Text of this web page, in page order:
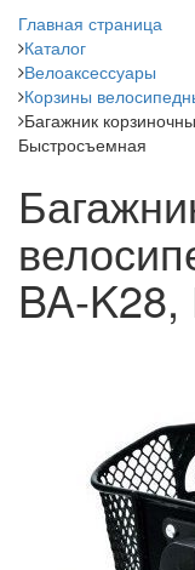
Главная страница
Каталог
Велоаксессуары
Корзины
Багажник
Быстросъемная
BA-